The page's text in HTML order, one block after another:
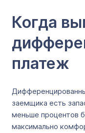
Когда
платеж
заемщика есть
меньше процентов
максимально